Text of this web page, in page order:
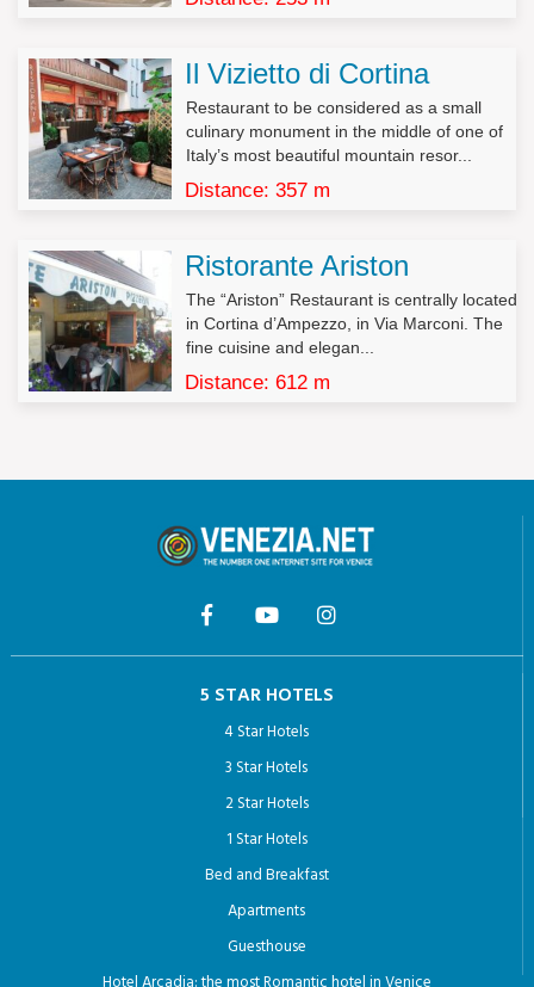
personali ed altri diritti
1. L’interessato ha diritto di ottenere la conferma dell’esistenza
o meno di dati personali che lo riguardano, anche se non
ancora registrati, e la loro comunicazione in forma intelligibile.
2. L’interessato ha diritto di ottenere l’indicazione:
a) dell’origine dei dati personali;
b) delle finalità e modalità del trattamento;
l’ausilio di strumenti elettronici;
d) degli estremi identificativi del titolare, dei responsabili e del
rappresentante designato ai sensi dell’articolo 5, comma 2;
e) dei soggetti o delle categorie di soggetti ai quali i dati
personali possono essere comunicati o che possono venirne a
conoscenza in qualità di rappresentante designato nel territorio
dello Stato, di responsabili o incaricati.
blocco dei dati trattati in violazione di legge, compresi quelli di
cui non è necessaria la conservazione in relazione agli scopi
c) l’attestazione che le operazioni di cui alle lettere a) e b) sono
state portate a conoscenza, anche per quanto riguarda il loro
contenuto, di coloro ai quali i dati sono stati comunicati o diffusi,
comporta un impiego di mezzi manifestamente sproporzionato
4. L’interessato ha diritto di opporsi, in tutto o in parte:
a) per motivi legittimi al trattamento dei dati personali che lo
b) al trattamento di dati personali che lo riguardano a fini di
invio di materiale pubblicitario o di vendita diretta o per il
Il Vizietto di Cortina
Restaurant to be considered as a small
culinary monument in the middle of one of
Italy’s most beautiful mountain resor...
Distance: 357 m
Ristorante Ariston
The “Ariston” Restaurant is centrally located
in Cortina d’Ampezzo, in Via Marconi. The
fine cuisine and elegan...
Distance: 612 m
5 STAR HOTELS
4 Star Hotels
3 Star Hotels
2 Star Hotels
1 Star Hotels
Bed and Breakfast
Apartments
Guesthouse